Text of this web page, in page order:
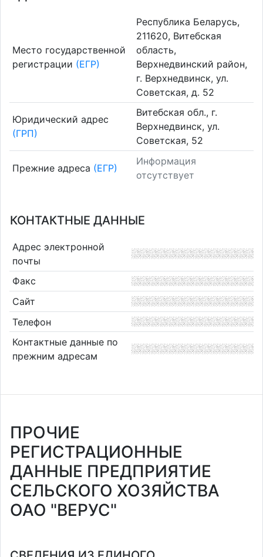
Место государственной
регистрации (ЕГР)
Республика Беларусь,
211620, Витебская
область,
Верхнедвинский район,
г. Верхнедвинск, ул.
Советская, д. 52
Юридический адрес
(ГРП)
Витебская обл., г.
Верхнедвинск, ул.
Советская, 52
Прежние адреса (ЕГР)
Информация
отсутствует
КОНТАКТНЫЕ ДАННЫЕ
Адрес электронной
почты
Факс
Сайт
Телефон
Контактные данные по
прежним адресам
ПРОЧИЕ
РЕГИСТРАЦИОННЫЕ
ДАННЫЕ ПРЕДПРИЯТИЕ
СЕЛЬСКОГО ХОЗЯЙСТВА
ОАО "ВЕРУС"